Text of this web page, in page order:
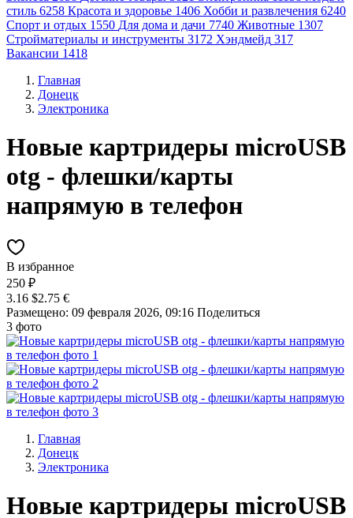
стиль 6258 Красота и здоровье 1406 Хобби и развлечения 6240
Спорт и отдых 1550 Для дома и дачи 7740 Животные 1307
Стройматериалы и инструменты 3172 Хэндмейд 317
Вакансии 1418
Главная
Донецк
Электроника
Нoвые картридеры microUSB
otg - флешки/карты
напрямую в телефон
В избранное
250 ₽
3.16 $2.75 €
Размещено: 09 февраля 2026, 09:16 Поделиться
3 фото
Главная
Донецк
Электроника
Нoвые картридеры microUSB